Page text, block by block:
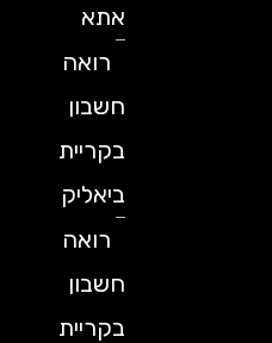
אתא
רואה
חשבון
בקריית
ביאליק
רואה
חשבון
בקריית